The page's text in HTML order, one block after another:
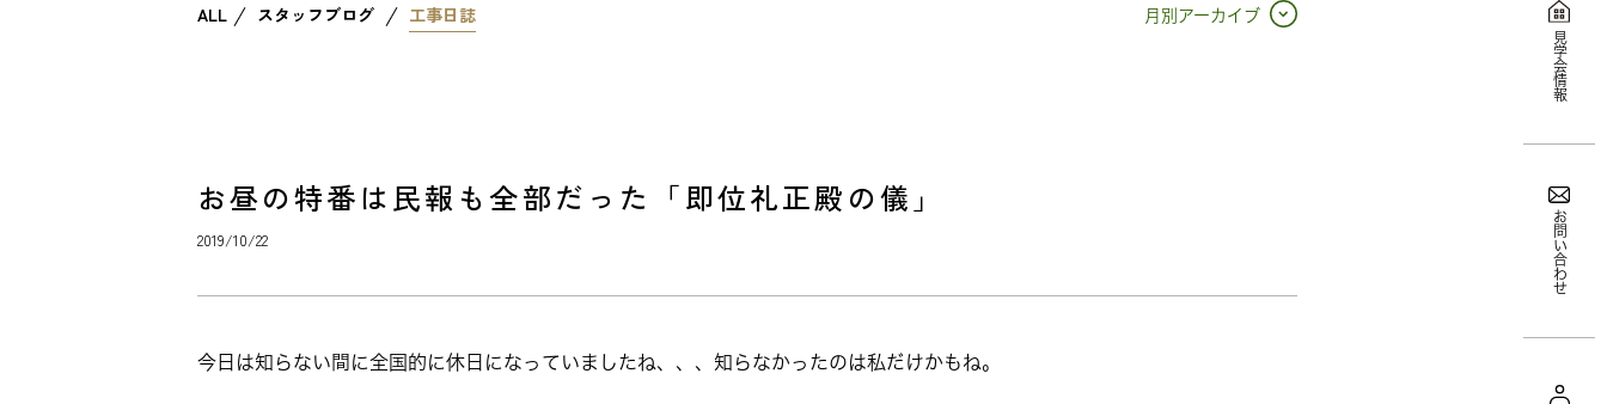
見学会情報
お問い合わせ
ALL スタッフブログ 工事日誌 月別アーカイブ
お昼の特番は民報も全部だった「即位礼正殿の儀」
2019/10/22
今日は知らない間に全国的に休日になっていましたね、、、知らなかったのは私だけかもね。